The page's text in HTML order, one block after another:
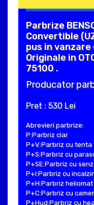
Parbrize
Convertible
pus in
Originale in
75100 .
Producator
Pret : 530 Lei
Abrevieri parbrize:
P:Parbriz clar
P+V:Parbriz cu tenta
P+S:Parbriz cu
P+SE:Parbriz cu
P+I:Parbriz cu
P+H:Parbriz heliomat
P+C:Parbriz cu
P+Hud:Parbriz cu